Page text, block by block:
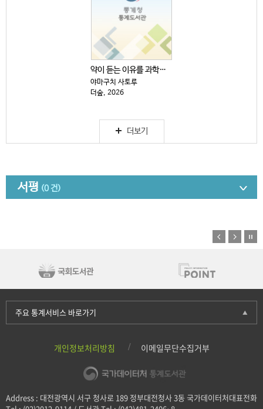
약이 듣는 이유를 과학으로 쉽게 설명했다
야마구치 사토루
더숲, 2026
더보기
서평 (0 건)
개인정보처리방침 이메일무단수집거부
Address : 대전광역시 서구 청사로 189 정부대전청사 3동 국가데이터처대표전화
주요 통계서비스 바로가기